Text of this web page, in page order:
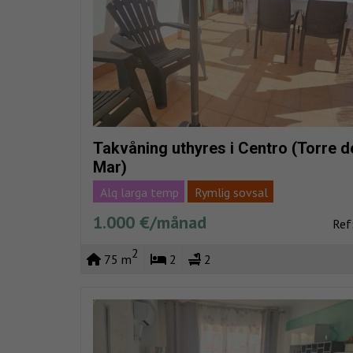
Takvåning uthyres i Centro (Torre
Mar)
Alq larga temp
Rymlig sovsal
Stranden mycket nära
Fullständigt centrera
1.000 €/månad
75 m2 2 2